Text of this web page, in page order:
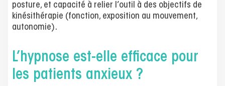
posture, et capacité à relier l’outil à des objectifs de
kinésithérapie (fonction, exposition au mouvement,
autonomie).
L’hypnose est-elle efficace pour
les patients anxieux ?